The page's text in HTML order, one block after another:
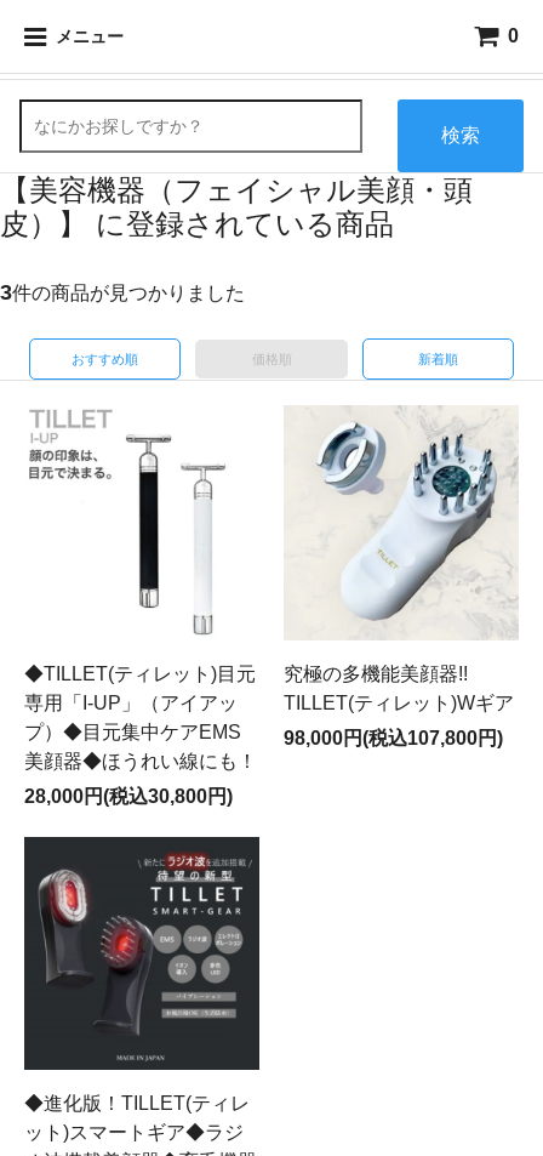
メニュー 0
検索
【美容機器（フェイシャル美顔・頭
皮）】 に登録されている商品
3件の商品が見つかりました
おすすめ順 価格順 新着順
◆TILLET(ティレット)目元
専用「I-UP」（アイアッ
プ）◆目元集中ケアEMS
美顔器◆ほうれい線にも！
28,000円(税込30,800円)
究極の多機能美顔器!!
TILLET(ティレット)Wギア
98,000円(税込107,800円)
◆進化版！TILLET(ティレ
ット)スマートギア◆ラジ